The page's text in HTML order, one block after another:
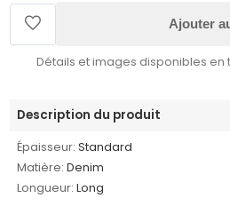
Ajouter
Détails et images disponibles en
Description du produit
Épaisseur: Standard
Matière: Denim
Longueur: Long